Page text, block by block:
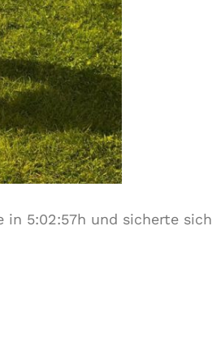
5:02:57h und sicherte sich